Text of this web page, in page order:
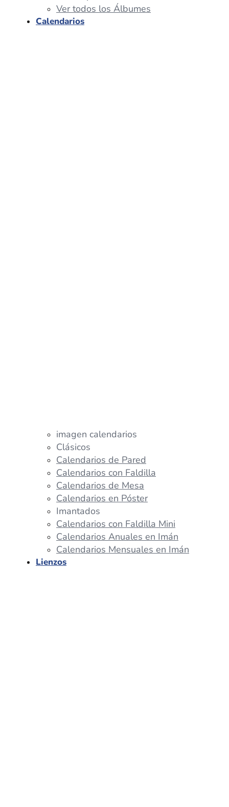
Ver todos los Álbumes
Calendarios
imagen calendarios
Clásicos
Calendarios de Pared
Calendarios con Faldilla
Calendarios de Mesa
Calendarios en Póster
Imantados
Calendarios con Faldilla Mini
Calendarios Anuales en Imán
Calendarios Mensuales en Imán
Lienzos